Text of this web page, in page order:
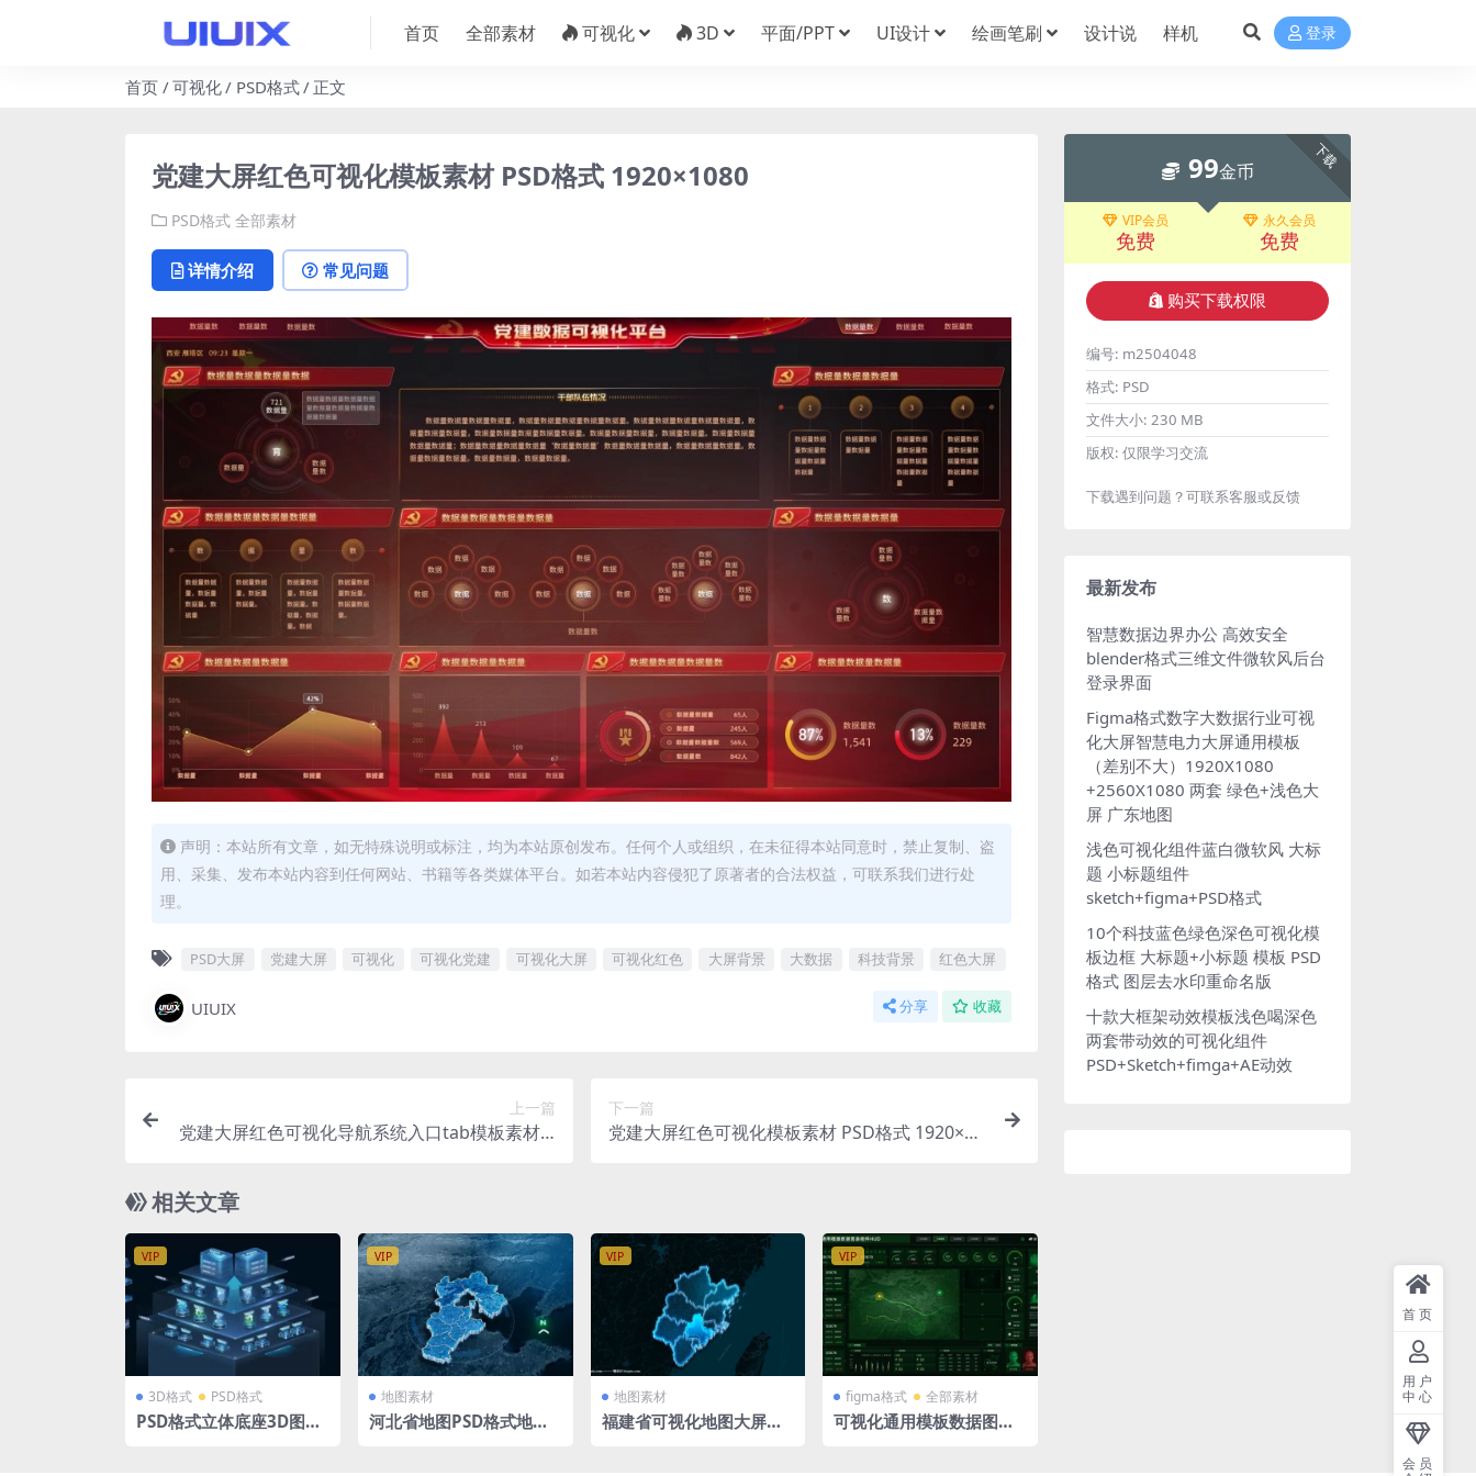
首页 全部素材 可视化 3D 平面/PPT UI设计 绘画笔刷 设计说 样机 登录
首页 可视化 PSD格式 正文
党建大屏红色可视化模板素材 PSD格式 1920×1080
PSD格式 全部素材
详情介绍 常见问题
声明：本站所有文章，如无特殊说明或标注，均为本站原创发布。任何个人或组织，在未征得本站同意时，禁止复制、盗
用、采集、发布本站内容到任何网站、书籍等各类媒体平台。如若本站内容侵犯了原著者的合法权益，可联系我们进行处
理。
PSD大屏 党建大屏 可视化 可视化党建 可视化大屏 可视化红色 大屏背景 大数据 科技背景 红色大屏
UIUIX 分享 收藏
上一篇
党建大屏红色可视化导航系统入口tab模板素材 P
下一篇
党建大屏红色可视化模板素材 PSD格式 1920×10
相关文章
VIP
3D格式 PSD格式
PSD格式立体底座3D图标
VIP
地图素材
河北省地图PSD格式地图
VIP
地图素材
福建省可视化地图大屏科
VIP
figma格式 全部素材
可视化通用模板数据图表
下载
99金币
VIP会员
免费
永久会员
免费
购买下载权限
编号: m2504048
格式: PSD
文件大小: 230 MB
版权: 仅限学习交流
下载遇到问题？可联系客服或反馈
最新发布
智慧数据边界办公 高效安全
blender格式三维文件微软风后台
登录界面
Figma格式数字大数据行业可视
化大屏智慧电力大屏通用模板
（差别不大）1920X1080
+2560X1080 两套 绿色+浅色大
屏 广东地图
浅色可视化组件蓝白微软风 大标
题 小标题组件
sketch+figma+PSD格式
10个科技蓝色绿色深色可视化模
板边框 大标题+小标题 模板 PSD
格式 图层去水印重命名版
十款大框架动效模板浅色喝深色
两套带动效的可视化组件
PSD+Sketch+fimga+AE动效
首页
用户
中心
会员